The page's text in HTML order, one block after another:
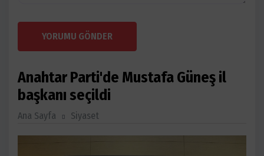
YORUMU GÖNDER
Anahtar Parti'de Mustafa Güneş il
başkanı seçildi
Ana Sayfa Siyaset